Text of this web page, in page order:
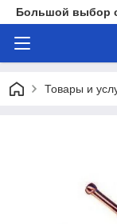
Большой выбор
Товары и